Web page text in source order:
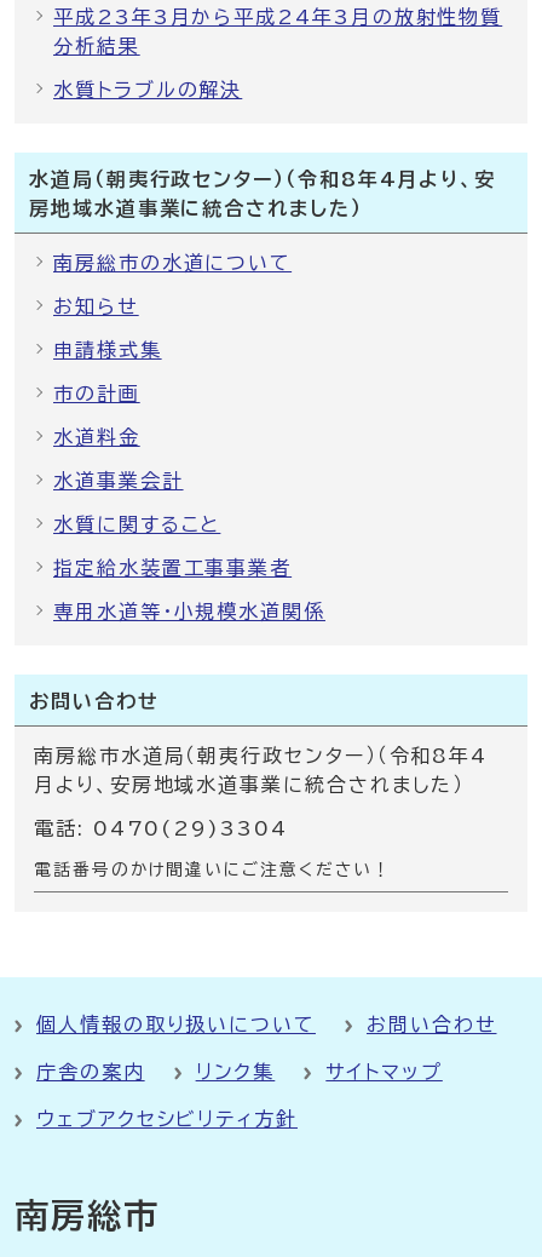
平成23年3月から平成24年3月の放射性物質
分析結果
水質トラブルの解決
水道局（朝夷行政センター）（令和8年4月より、安
房地域水道事業に統合されました）
南房総市の水道について
お知らせ
申請様式集
市の計画
水道料金
水道事業会計
水質に関すること
指定給水装置工事事業者
専用水道等・小規模水道関係
お問い合わせ
南房総市水道局（朝夷行政センター）（令和8年4
月より、安房地域水道事業に統合されました）
電話: 0470(29)3304
電話番号のかけ間違いにご注意ください！
個人情報の取り扱いについて お問い合わせ
庁舎の案内 リンク集 サイトマップ
ウェブアクセシビリティ方針
南房総市